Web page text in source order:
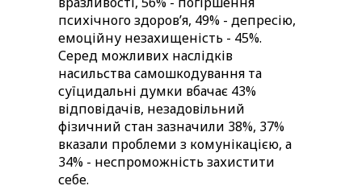
психічного здоровʼя, 49% - депресію,
емоційну незахищеність - 45%.
Серед можливих наслідків
насильства самошкодування та
суїцидальні думки вбачає 43%
відповідачів, незадовільний
фізичний стан зазначили 38%, 37%
вказали проблеми з комунікацією, а
34% - неспроможність захистити
себе.